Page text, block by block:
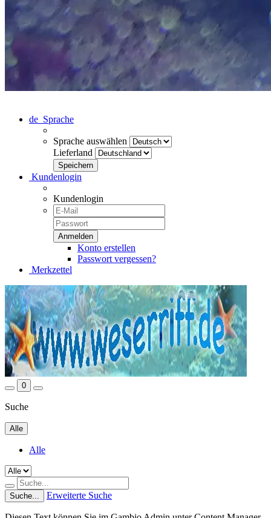
de Sprache
Sprache auswählen
Lieferland
Kundenlogin
Kundenlogin
Konto erstellen
Passwort vergessen?
Merkzettel
0
Suche
Alle
Alle
Suche... Erweiterte Suche